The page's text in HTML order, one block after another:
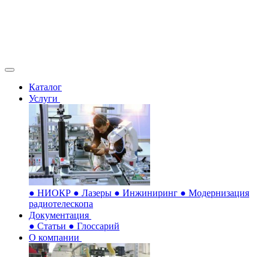
Каталог
Услуги
● НИОКР ● Лазеры ● Инжиниринг ● Модернизация
радиотелескопа
Документация
● Статьи ● Глоссарий
О компании